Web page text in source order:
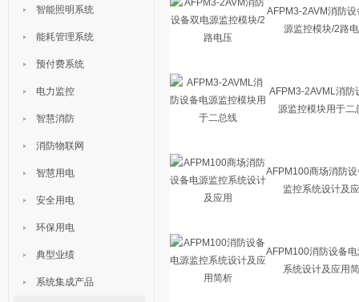
智能照明系统
能耗管理系统
预付费系统
电力监控
智慧消防
消防物联网
智慧用电
安全用电
环保用电
典型业绩
系统集成产品
AFPM3-2AVM消防设
源监控模块/2路
AFPM3-2AVML消防
源监控模块用于二
AFPM100商场消防
监控系统设计及
AFPM100消防设备
系统设计及应用